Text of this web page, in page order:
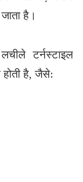
है।
टर्नस्टाइल
होती है, जैसे: